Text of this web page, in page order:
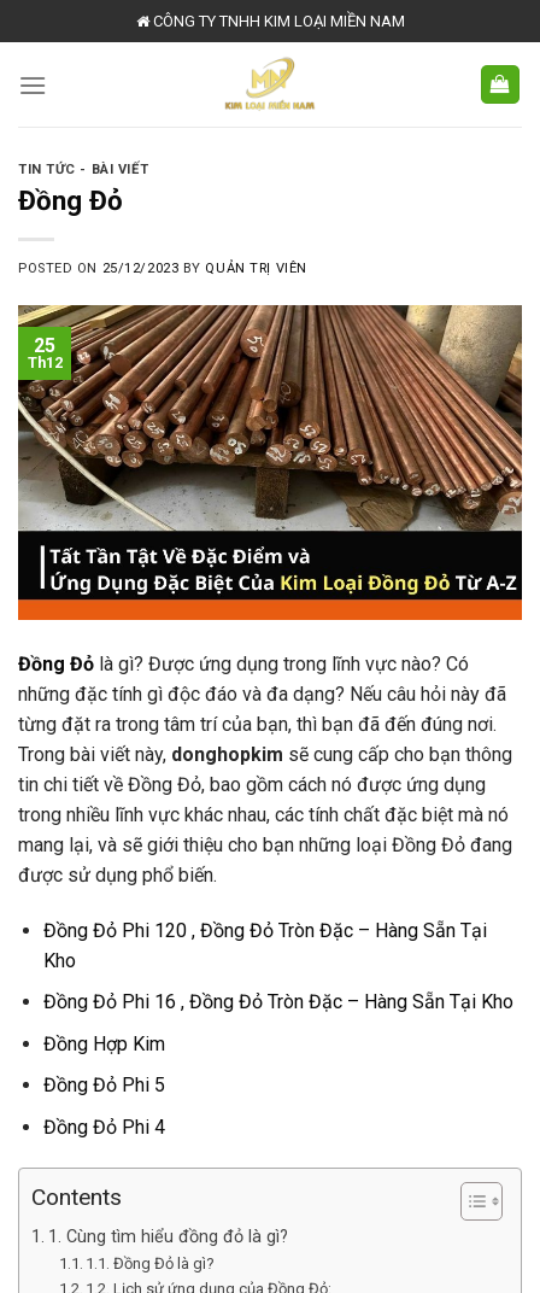
to
content
CÔNG TY TNHH KIM LOẠI MIỀN NAM
TIN TỨC - BÀI VIẾT
Đồng Đỏ
POSTED ON 25/12/2023 BY QUẢN TRỊ VIÊN
25
Th12
Đồng Đỏ là gì? Được ứng dụng trong lĩnh vực nào? Có
những đặc tính gì độc đáo và đa dạng? Nếu câu hỏi này đã
từng đặt ra trong tâm trí của bạn, thì bạn đã đến đúng nơi.
Trong bài viết này, donghopkim sẽ cung cấp cho bạn thông
tin chi tiết về Đồng Đỏ, bao gồm cách nó được ứng dụng
trong nhiều lĩnh vực khác nhau, các tính chất đặc biệt mà nó
mang lại, và sẽ giới thiệu cho bạn những loại Đồng Đỏ đang
được sử dụng phổ biến.
Đồng Đỏ Phi 120 , Đồng Đỏ Tròn Đặc – Hàng Sẵn Tại
Kho
Đồng Đỏ Phi 16 , Đồng Đỏ Tròn Đặc – Hàng Sẵn Tại Kho
Đồng Hợp Kim
Đồng Đỏ Phi 5
Đồng Đỏ Phi 4
Contents
1. Cùng tìm hiểu đồng đỏ là gì?
1.1. Đồng Đỏ là gì?
1.2. Lịch sử ứng dụng của Đồng Đỏ: